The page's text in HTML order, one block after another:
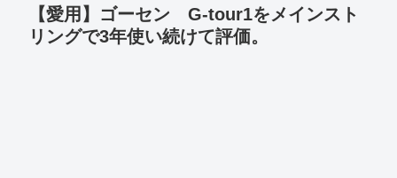
【愛用】ゴーセン G-tour1をメインスト
リングで3年使い続けて評価。